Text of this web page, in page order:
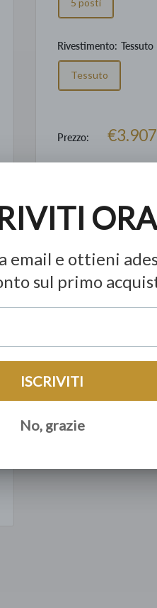
5 posti
Rivestimento: Tessuto
Tessuto
Prezzo:
Prezzo
Prelevamento
Pronto in base alla